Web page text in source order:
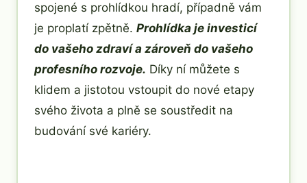
spojené s prohlídkou hradí, případně vám
je proplatí zpětně. Prohlídka je investicí
do vašeho zdraví a zároveň do vašeho
profesního rozvoje. Díky ní můžete s
klidem a jistotou vstoupit do nové etapy
svého života a plně se soustředit na
budování své kariéry.